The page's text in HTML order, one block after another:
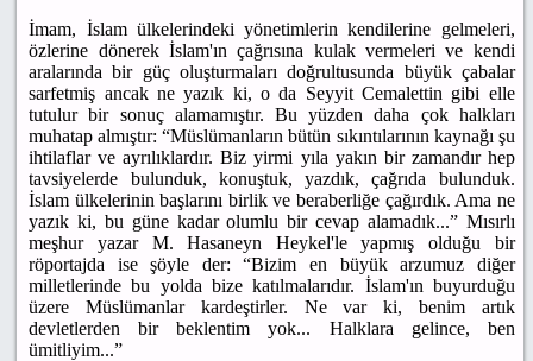
İmam, İslam ülkelerindeki yönetimlerin kendilerine gelmeleri,
özlerine dönerek İslam'ın çağrısına kulak vermeleri ve kendi
aralarında bir güç oluşturmaları doğrultusunda büyük çabalar
sarfetmiş ancak ne yazık ki, o da Seyyit Cemalettin gibi elle
tutulur bir sonuç alamamıştır. Bu yüzden daha çok halkları
muhatap almıştır: “Müslümanların bütün sıkıntılarının kaynağı şu
ihtilaflar ve ayrılıklardır. Biz yirmi yıla yakın bir zamandır hep
tavsiyelerde bulunduk, konuştuk, yazdık, çağrıda bulunduk.
İslam ülkelerinin başlarını birlik ve beraberliğe çağırdık. Ama ne
yazık ki, bu güne kadar olumlu bir cevap alamadık...” Mısırlı
meşhur yazar M. Hasaneyn Heykel'le yapmış olduğu bir
röportajda ise şöyle der: “Bizim en büyük arzumuz diğer
milletlerinde bu yolda bize katılmalarıdır. İslam'ın buyurduğu
üzere Müslümanlar kardeştirler. Ne var ki, benim artık
devletlerden bir beklentim yok... Halklara gelince, ben
ümitliyim...”